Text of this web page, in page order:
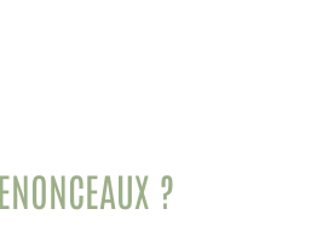
?